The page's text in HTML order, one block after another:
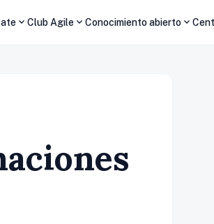
expand_more Club Agile expand_more Conocimiento abierto expand_more